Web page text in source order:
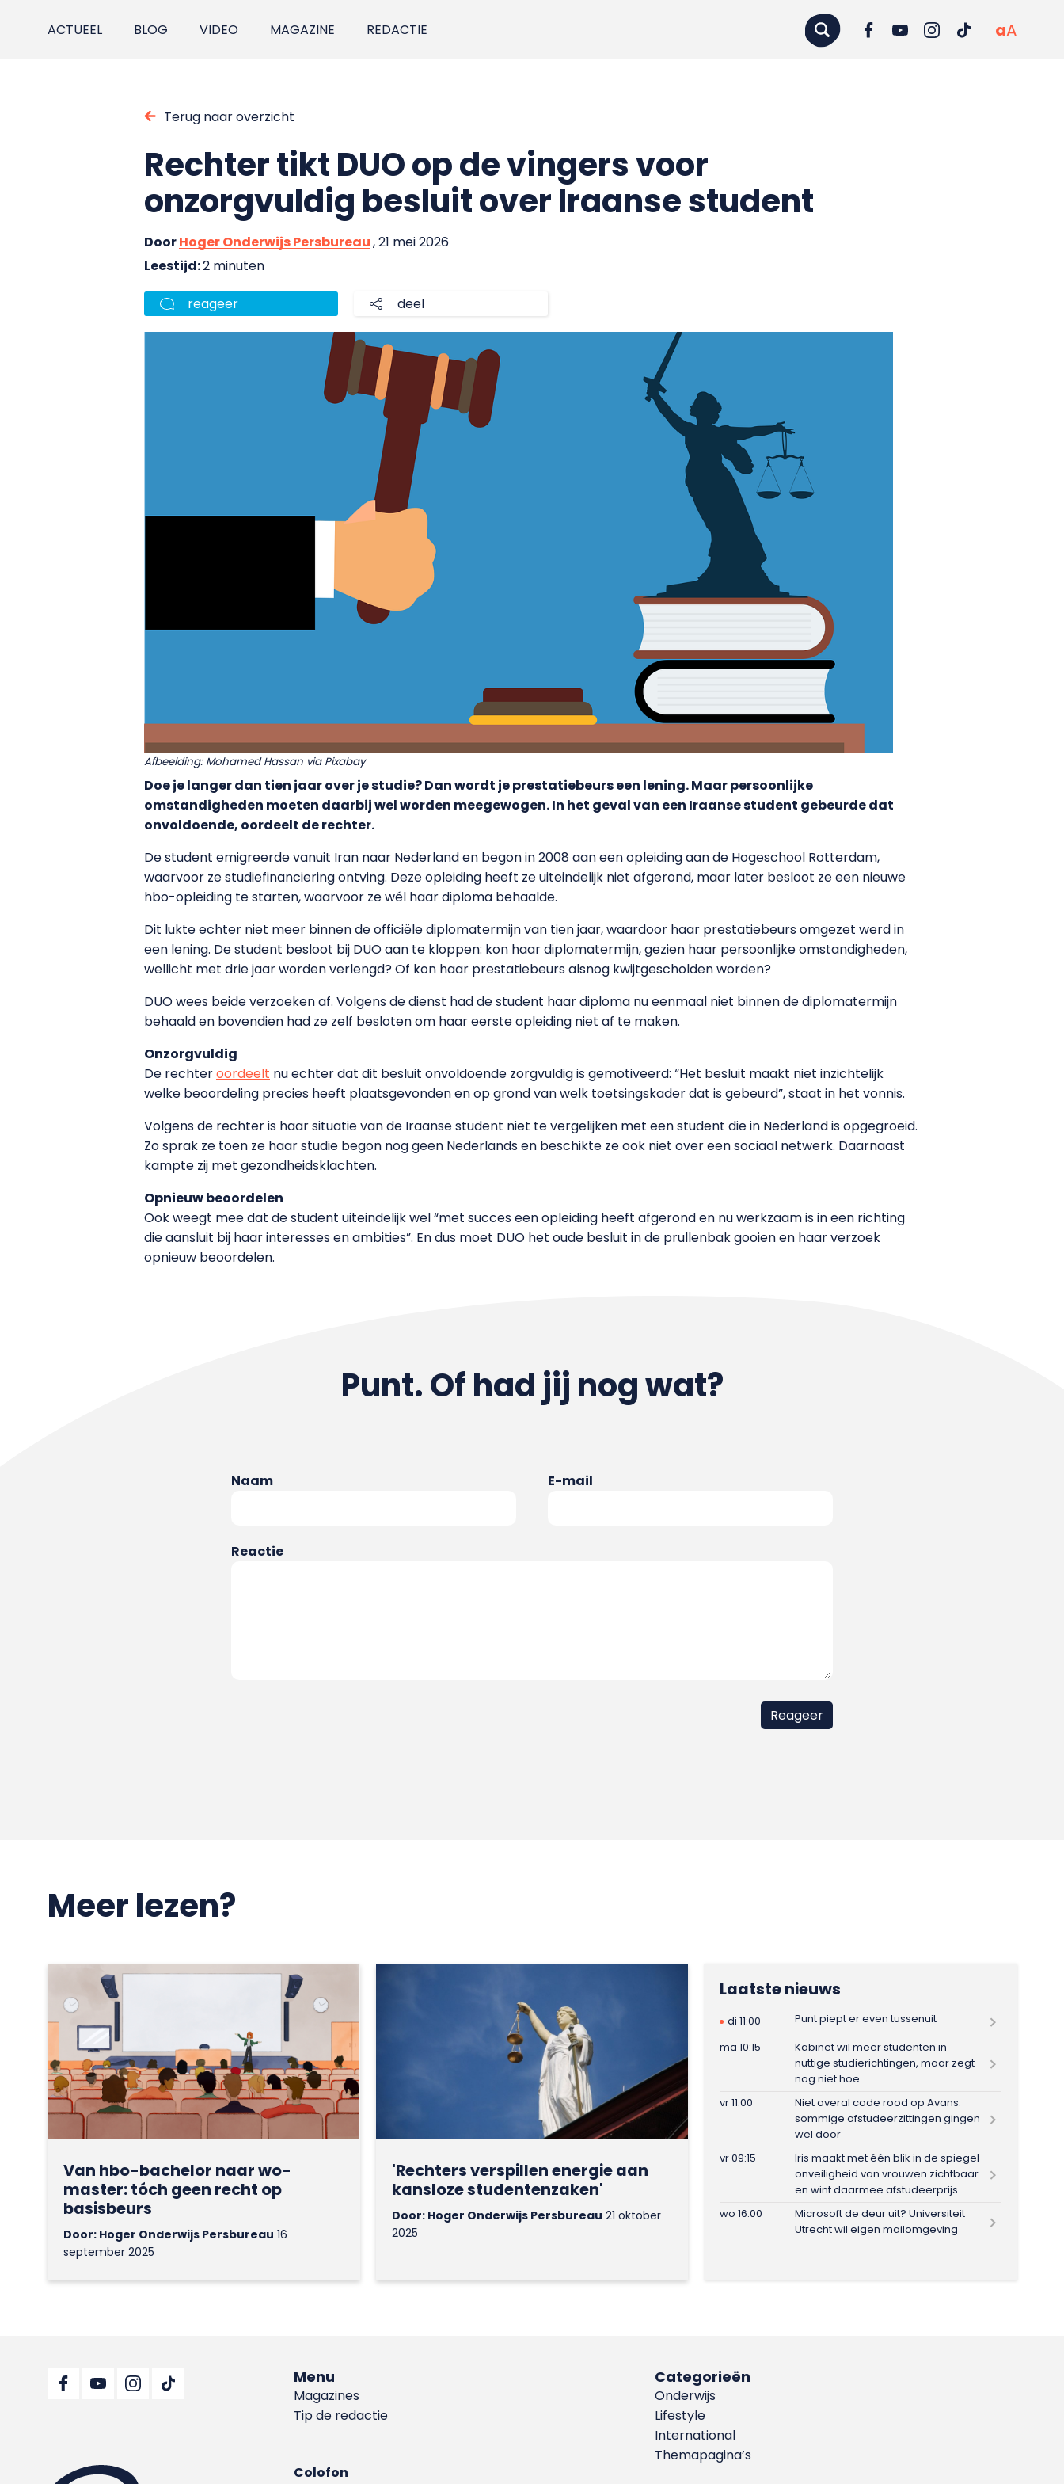
ACTUEEL BLOG VIDEO MAGAZINE REDACTIE aA
Terug naar overzicht
Rechter tikt DUO op de vingers voor
onzorgvuldig besluit over Iraanse student
DoorHoger Onderwijs Persbureau, 21 mei 2026
Leestijd:2 minuten
reageer deel
Afbeelding: Mohamed Hassan via Pixabay
Doe je langer dan tien jaar over je studie? Dan wordt je prestatiebeurs een lening. Maar persoonlijke
omstandigheden moeten daarbij wel worden meegewogen. In het geval van een Iraanse student gebeurde dat
onvoldoende, oordeelt de rechter.
De student emigreerde vanuit Iran naar Nederland en begon in 2008 aan een opleiding aan de Hogeschool Rotterdam,
waarvoor ze studiefinanciering ontving. Deze opleiding heeft ze uiteindelijk niet afgerond, maar later besloot ze een nieuwe
hbo-opleiding te starten, waarvoor ze wél haar diploma behaalde.
Dit lukte echter niet meer binnen de officiële diplomatermijn van tien jaar, waardoor haar prestatiebeurs omgezet werd in
een lening. De student besloot bij DUO aan te kloppen: kon haar diplomatermijn, gezien haar persoonlijke omstandigheden,
wellicht met drie jaar worden verlengd? Of kon haar prestatiebeurs alsnog kwijtgescholden worden?
DUO wees beide verzoeken af. Volgens de dienst had de student haar diploma nu eenmaal niet binnen de diplomatermijn
behaald en bovendien had ze zelf besloten om haar eerste opleiding niet af te maken.
Onzorgvuldig
De rechteroordeelt nu echter dat dit besluit onvoldoende zorgvuldig is gemotiveerd: “Het besluit maakt niet inzichtelijk
welke beoordeling precies heeft plaatsgevonden en op grond van welk toetsingskader dat is gebeurd”, staat in het vonnis.
Volgens de rechter is haar situatie van de Iraanse student niet te vergelijken met een student die in Nederland is opgegroeid.
Zo sprak ze toen ze haar studie begon nog geen Nederlands en beschikte ze ook niet over een sociaal netwerk. Daarnaast
kampte zij met gezondheidsklachten.
Opnieuw beoordelen
Ook weegt mee dat de student uiteindelijk wel “met succes een opleiding heeft afgerond en nu werkzaam is in een richting
die aansluit bij haar interesses en ambities”. En dus moet DUO het oude besluit in de prullenbak gooien en haar verzoek
opnieuw beoordelen.
Punt. Of had jij nog wat?
Naam E-mail
Reactie
Meer lezen?
Van hbo-bachelor naar wo-
master: tóch geen recht op
basisbeurs
Door: Hoger Onderwijs Persbureau 16
september 2025
'Rechters verspillen energie aan
kansloze studentenzaken'
Door: Hoger Onderwijs Persbureau 21 oktober
2025
Laatste nieuws
di 11:00
Punt piept er even tussenuit
ma 10:15
Kabinet wil meer studenten in
nuttige studierichtingen, maar zegt
nog niet hoe
vr 11:00
Niet overal code rood op Avans:
sommige afstudeerzittingen gingen
wel door
vr 09:15
Iris maakt met één blik in de spiegel
onveiligheid van vrouwen zichtbaar
en wint daarmee afstudeerprijs
wo 16:00
Microsoft de deur uit? Universiteit
Utrecht wil eigen mailomgeving
Menu
Magazines
Tip de redactie
Categorieën
Onderwijs
Lifestyle
International
Themapagina’s
Colofon